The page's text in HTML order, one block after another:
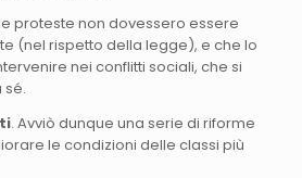
proteste non dovessero essere
(nel rispetto della legge), e che lo
nei conflitti sociali, che si
. Avviò dunque una serie di riforme
le condizioni delle classi più